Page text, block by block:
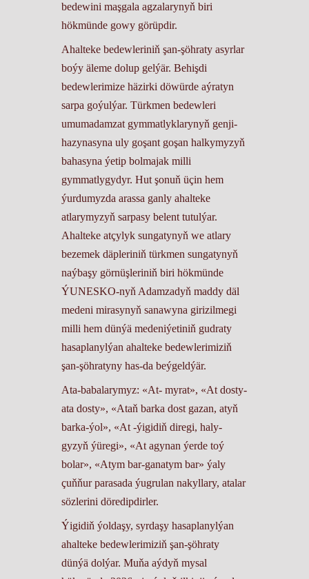
bedewini maşgala agzalarynyň biri
hökmünde gowy görüpdir.
Ahalteke bedewleriniň şan-şöhraty asyrlar
boýy äleme dolup gelýär. Behişdi
bedewlerimize häzirki döwürde aýratyn
sarpa goýulýar. Türkmen bedewleri
umumadamzat gymmatlyklarynyň genji-
hazynasyna uly goşant goşan halkymyzyň
bahasyna ýetip bolmajak milli
gymmatlygydyr. Hut şonuň üçin hem
ýurdumyzda arassa ganly ahalteke
atlarymyzyň sarpasy belent tutulýar.
Ahalteke atçylyk sungatynyň we atlary
bezemek däpleriniň türkmen sungatynyň
naýbaşy görnüşleriniň biri hökmünde
ÝUNESKO-nyň Adamzadyň maddy däl
medeni mirasynyň sanawyna girizilmegi
milli hem dünýä medeniýetiniň gudraty
hasaplanylýan ahalteke bedewlerimiziň
şan-şöhratyny has-da beýgeldýär.
Ata-babalarymyz: «At- myrat», «At dosty-
ata dosty», «Ataň barka dost gazan, atyň
barka-ýol», «At -ýigidiň diregi, haly-
gyzyň ýüregi», «At agynan ýerde toý
bolar», «Atym bar-ganatym bar» ýaly
çuňňur parasada ýugrulan nakyllary, atalar
sözlerini döredipdirler.
Ýigidiň ýoldaşy, syrdaşy hasaplanylýan
ahalteke bedewlerimiziň şan-şöhraty
dünýä dolýar. Muňa aýdyň mysal